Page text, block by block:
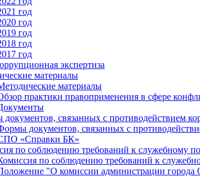
год
год
год
год
год
экспертиза
материалы
материалы
практики правоприменения в сфере
связанных с противодействием
документов, связанных с
«Справки БК»
по соблюдению требований к служебному
по соблюдению требований к
"О комиссии администрации